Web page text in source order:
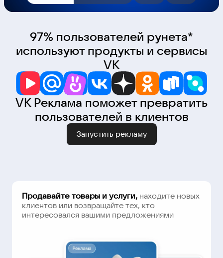
97% пользователей рунета*
используют продукты и сервисы
VK
VK Реклама поможет превратить
пользователей в клиентов
Запустить рекламу
Продавайте товары и услуги, находите новых
клиентов или возвращайте тех, кто
интересовался вашими предложениями